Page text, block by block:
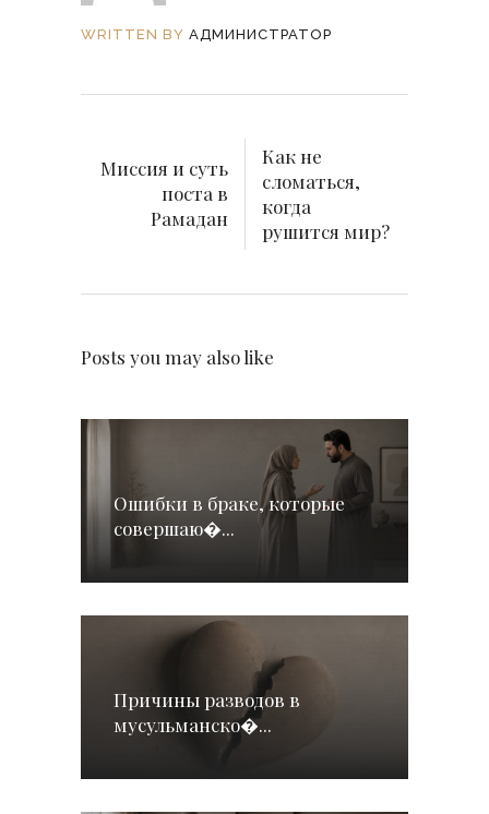
WRITTEN BY АДМИНИСТРАТОР
Миссия и суть
поста в
Рамадан
Как не
сломаться,
когда
рушится мир?
Posts you may also like
Ошибки в браке, которые
совершаю�...
Причины разводов в
мусульманско�...